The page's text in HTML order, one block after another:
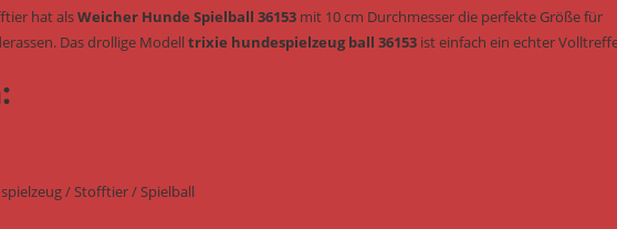
hat alsWeicher Hunde Spielball 36153 mit 10 cm Durchmesser die perfekte Größe für
Das drollige Modelltrixie hundespielzeug ball 36153 ist einfach ein echter
/ Stofftier / Spielball